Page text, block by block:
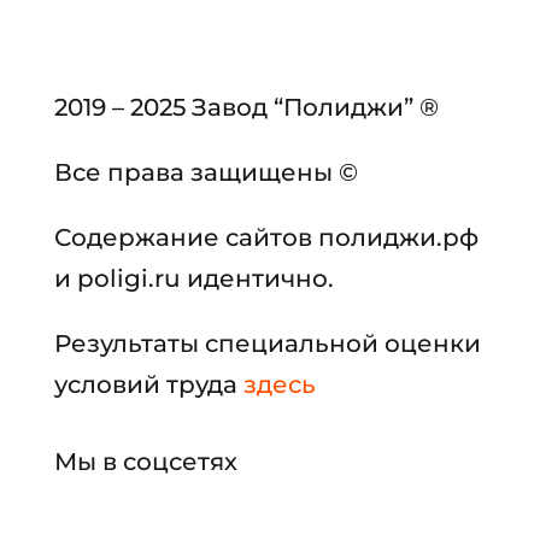
2019 – 2025 Завод “Полиджи” ®
Все права защищены ©
Содержание сайтов полиджи.рф
и poligi.ru идентично.
Результаты специальной оценки
условий труда здесь
Мы в соцсетях